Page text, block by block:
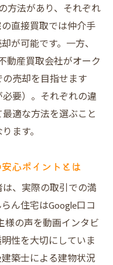
却課題と対策方法
と比較ポイント
流れと手続き
売却会社の実力
ラブルとその回避
めに大切な視点
ための業者選びの
ための交渉術
売却タイミング
へ与えるプラス効
方法があり、それぞれ
直接買取では仲介手
が可能です。一方、
動産買取会社がオーク
売却を目指せます
必要）。それぞれの違
適な方法を選ぶこと
ます。
心ポイントとは
、実際の取引での満
ん住宅はGoogle口コ
様の声を動画インタビ
性を大切にしていま
築士による建物状況